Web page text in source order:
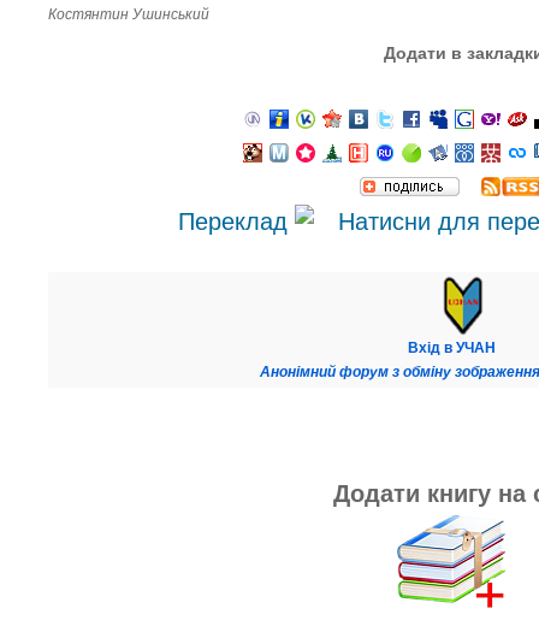
Костянтин Ушинський
Додати в
Переклад
Вхід в УЧАН
Анонімний форум з обміну
Додати книгу на